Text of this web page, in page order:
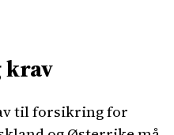
krav
til forsikring for